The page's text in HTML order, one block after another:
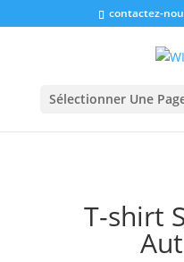
contactez-
Sélectionner Une
T-shirt